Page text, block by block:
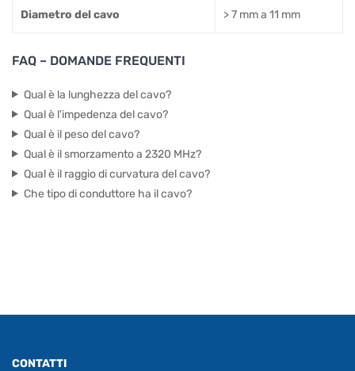
Diametro del cavo > 7 mm a 11 mm
FAQ – DOMANDE FREQUENTI
Qual è la lunghezza del cavo?
Qual è l'impedenza del cavo?
Qual è il peso del cavo?
Qual è il smorzamento a 2320 MHz?
Qual è il raggio di curvatura del cavo?
Che tipo di conduttore ha il cavo?
CONTATTI